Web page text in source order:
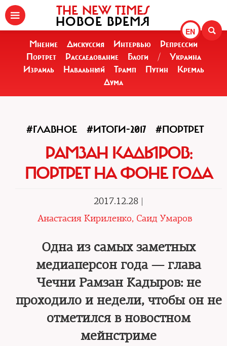
EN
THE NEW TIMES
НОВОЕ ВРЕМЯ
Мнение Дискуссия Интервью
Репрессии
Портрет
Расследование Блоги /
Украина
Израиль
Навальный Трамп Путин
Кремль
Дума
#ГЛАВНОЕ #ИТОГИ-2017 #ПОРТРЕТ
РАМЗАН КАДЫРОВ:
ПОРТРЕТ НА ФОНЕ ГОДА
2017.12.28 |
Анастасия Кириленко, Саид Умаров
Одна из самых заметных
медиаперсон года — глава
Чечни Рамзан Кадыров: не
проходило и недели, чтобы он не
отметился в новостном
мейнстриме